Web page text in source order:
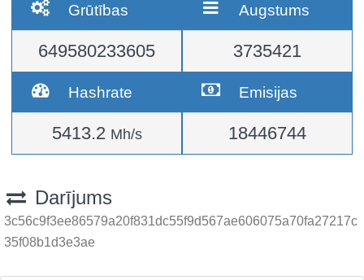
Grūtības
649580233605
Augstums
3735421
Hashrate
5413.2 Mh/s
Emisijas
18446744
Darījums
3c56c9f3ee86579a20f831dc55f9d567ae606075a70fa27217c
35f08b1d3e3ae